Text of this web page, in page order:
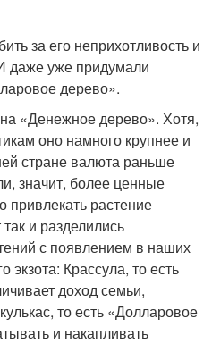
за его неприхотливость и
даже уже придумали
дерево».
«Денежное дерево». Хотя,
оно намного крупнее и
стране валюта раньше
значит, более ценные
растение
и разделились
с появлением в наших
экзота: Крассула, то есть
доход семьи,
то есть «Долларовое
и накапливать